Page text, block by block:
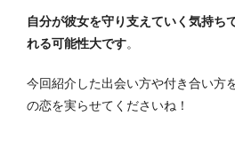
自分が彼女を守り支えていく気持ち
れる可能性大です。
今回紹介した出会い方や付き合い方
の恋を実らせてくださいね！